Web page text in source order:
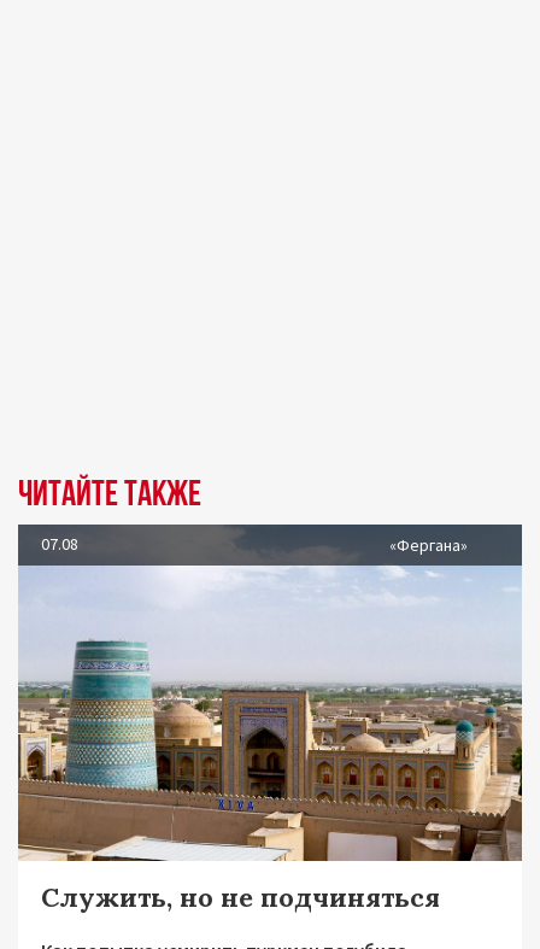
Читайте также
07.08 «Фергана»
Служить, но не подчиняться